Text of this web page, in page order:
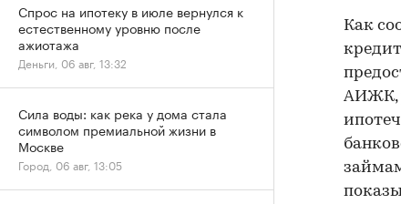
Как
АИЖК,
Спрос на ипотеку в июле вернулся к
естественному уровню после
ажиотажа
Деньги, 06 авг, 13:32
Сила воды: как река у дома стала
символом премиальной жизни в
Москве
Город, 06 авг, 13:05